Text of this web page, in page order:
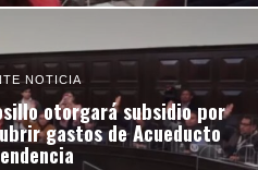
NOTICIA
otorgará subsidio por
gastos de Acueducto